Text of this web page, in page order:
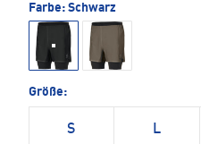
Farbe: Schwarz
Größe:
S L